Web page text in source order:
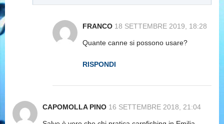
FRANCO 18 SETTEMBRE 2019, 18:28
Quante canne si possono usare?
RISPONDI
CAPOMOLLA PINO 16 SETTEMBRE 2018, 21:04